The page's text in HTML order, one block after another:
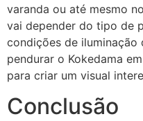
varanda ou até mesmo
vai depender do tipo de
condições de iluminação
pendurar o Kokedama
para criar um visual
Conclusão